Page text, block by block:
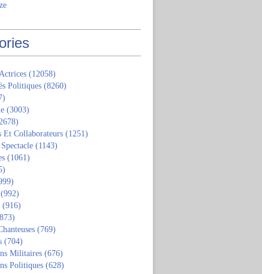
(12058)
Politiques (8260)
(3003)
Et Collaborateurs (1251)
(1143)
(1061)
(992)
(916)
(769)
(704)
Militaires (676)
Politiques (628)